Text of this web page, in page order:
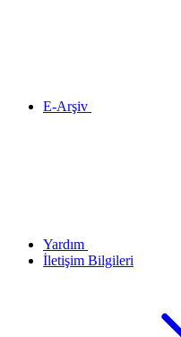
E-Arşiv
Yardım
İletişim Bilgileri